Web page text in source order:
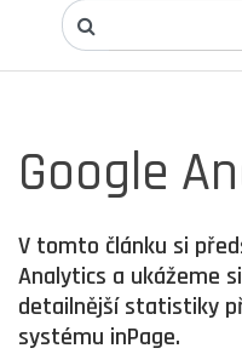
Google
V tomto článku si
Analytics a ukážeme
detailnější statistiky
systému inPage.